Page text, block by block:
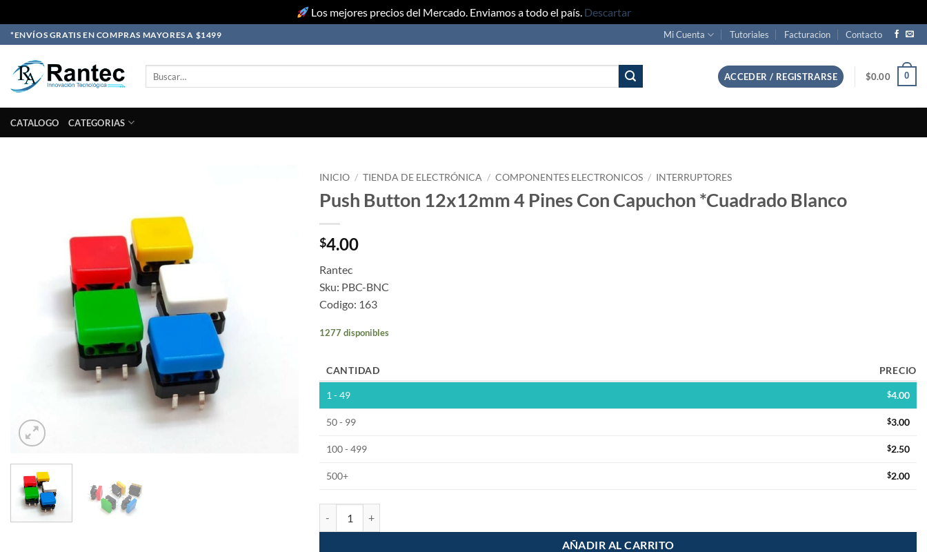
Los mejores precios del Mercado. Enviamos a todo el país. Descartar
Skip
to
content
*ENVÍOS GRATIS EN COMPRAS MAYORES A $1499 Mi Cuenta Tutoriales Facturacion Contacto
ACCEDER / REGISTRARSE $0.00 0
CATALOGO CATEGORIAS
INICIO / TIENDA DE ELECTRÓNICA / COMPONENTES ELECTRONICOS / INTERRUPTORES
Push Button 12x12mm 4 Pines Con Capuchon *Cuadrado Blanco
$4.00
Rantec
Sku: PBC-BNC
Codigo: 163
1277 disponibles
CANTIDAD PRECIO
1 - 49 $4.00
50 - 99 $3.00
100 - 499 $2.50
500+ $2.00
AÑADIR AL CARRITO